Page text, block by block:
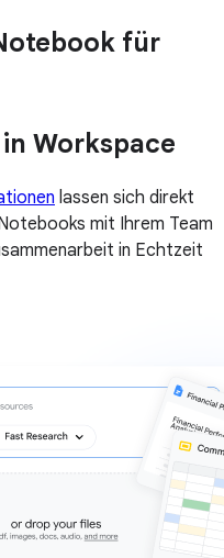
für
Workspace
lassen sich direkt
mit Ihrem Team
in Echtzeit